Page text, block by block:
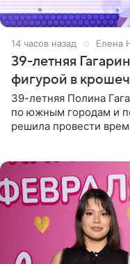
14 часов назад Елена
39-летняя
фигурой в
39-летняя Полина
по южным городам и
решила провести